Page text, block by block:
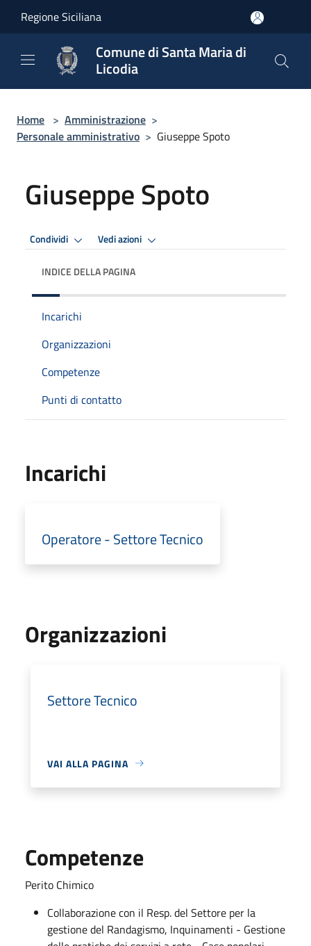
Regione Siciliana
Comune di Santa Maria di
Licodia
Home > Amministrazione >
Personale amministrativo > Giuseppe Spoto
Giuseppe Spoto
Condividi Vedi azioni
INDICE DELLA PAGINA
Incarichi
Organizzazioni
Competenze
Punti di contatto
Incarichi
Operatore - Settore Tecnico
Organizzazioni
Settore Tecnico
VAI ALLA PAGINA
Competenze
Perito Chimico
Collaborazione con il Resp. del Settore per la
gestione del Randagismo, Inquinamenti - Gestione